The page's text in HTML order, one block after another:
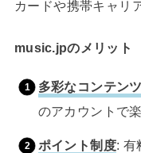
カードや携帯キャリ
music.jpのメリット
多彩なコンテンツ
のアカウントで
ポイント制度: 有